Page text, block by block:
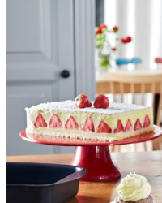
авто акустики,
авто мониторов
автоматики
автоматики
автоматики
автомобильных
автомоек
багги
беговых
бензобуров